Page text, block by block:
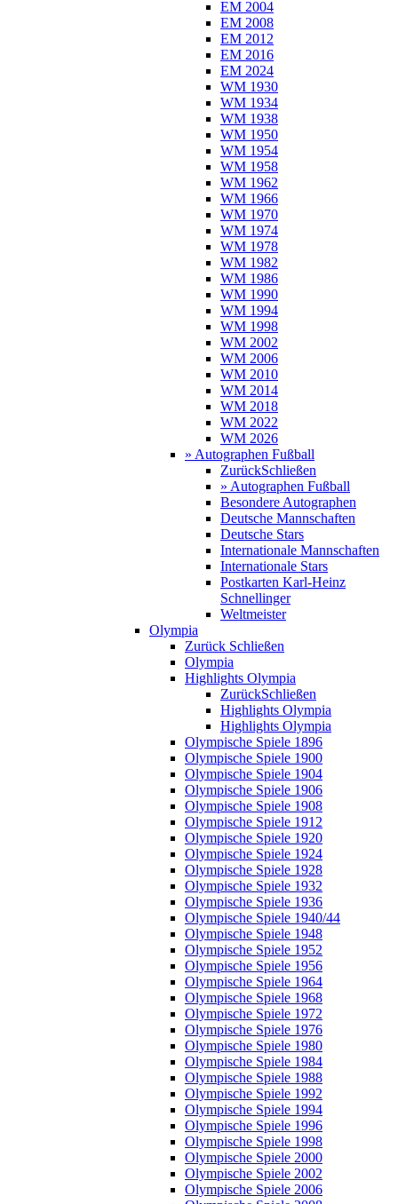
EM 2004
EM 2008
EM 2012
EM 2016
EM 2024
WM 1930
WM 1934
WM 1938
WM 1950
WM 1954
WM 1958
WM 1962
WM 1966
WM 1970
WM 1974
WM 1978
WM 1982
WM 1986
WM 1990
WM 1994
WM 1998
WM 2002
WM 2006
WM 2010
WM 2014
WM 2018
WM 2022
WM 2026
» Autographen Fußball
ZurückSchließen
» Autographen Fußball
Besondere Autographen
Deutsche Mannschaften
Deutsche Stars
Internationale Mannschaften
Internationale Stars
Postkarten Karl-Heinz
Schnellinger
Weltmeister
Olympia
Zurück Schließen
Olympia
Highlights Olympia
ZurückSchließen
Highlights Olympia
Highlights Olympia
Olympische Spiele 1896
Olympische Spiele 1900
Olympische Spiele 1904
Olympische Spiele 1906
Olympische Spiele 1908
Olympische Spiele 1912
Olympische Spiele 1920
Olympische Spiele 1924
Olympische Spiele 1928
Olympische Spiele 1932
Olympische Spiele 1936
Olympische Spiele 1940/44
Olympische Spiele 1948
Olympische Spiele 1952
Olympische Spiele 1956
Olympische Spiele 1964
Olympische Spiele 1968
Olympische Spiele 1972
Olympische Spiele 1976
Olympische Spiele 1980
Olympische Spiele 1984
Olympische Spiele 1988
Olympische Spiele 1992
Olympische Spiele 1994
Olympische Spiele 1996
Olympische Spiele 1998
Olympische Spiele 2000
Olympische Spiele 2002
Olympische Spiele 2006